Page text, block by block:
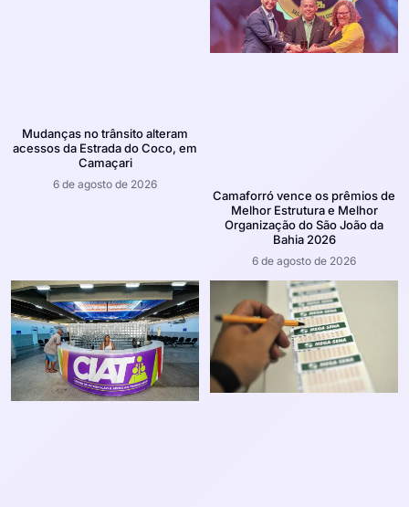
Mudanças no trânsito alteram
acessos da Estrada do Coco, em
Camaçari
6 de agosto de 2026
Camaforró vence os prêmios de
Melhor Estrutura e Melhor
Organização do São João da
Bahia 2026
6 de agosto de 2026